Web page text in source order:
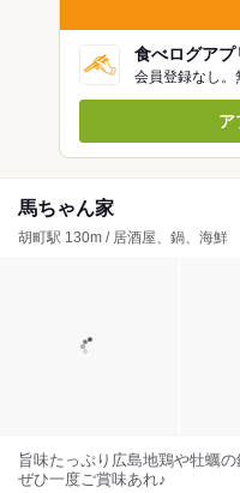
食べログアプ
会員登録なし。
ア
馬ちゃん家
胡町駅 130m / 居酒屋、鍋、海鮮
旨味たっぷり広島地鶏や牡蠣
ぜひ一度ご賞味あれ♪